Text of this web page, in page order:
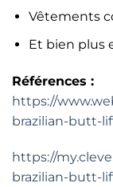
Vêtements
Et bien plus
Références :
https://
brazilian-butt-
https://
brazilian-butt-